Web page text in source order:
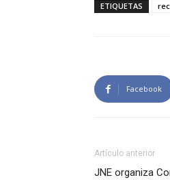
ETIQUETAS
Facebook
Artículo anterior
JNE organiza